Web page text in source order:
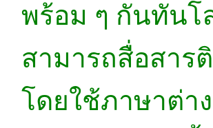
พร้อม ๆ กันทันโ
สามารถสื่อสาร
โดยใช้ภาษาต่า